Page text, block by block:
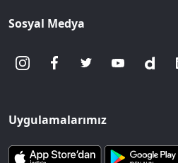
Sosyal Medya
Uygulamalarımız